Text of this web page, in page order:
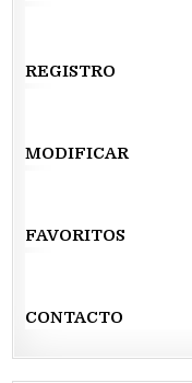
REGISTRO
MODIFICAR
FAVORITOS
CONTACTO